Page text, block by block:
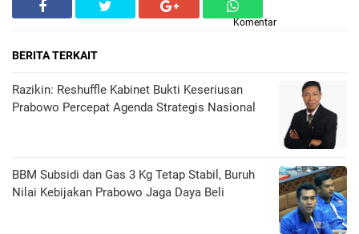
Komentar
BERITA TERKAIT
Razikin: Reshuffle Kabinet Bukti Keseriusan
Prabowo Percepat Agenda Strategis Nasional
BBM Subsidi dan Gas 3 Kg Tetap Stabil, Buruh
Nilai Kebijakan Prabowo Jaga Daya Beli